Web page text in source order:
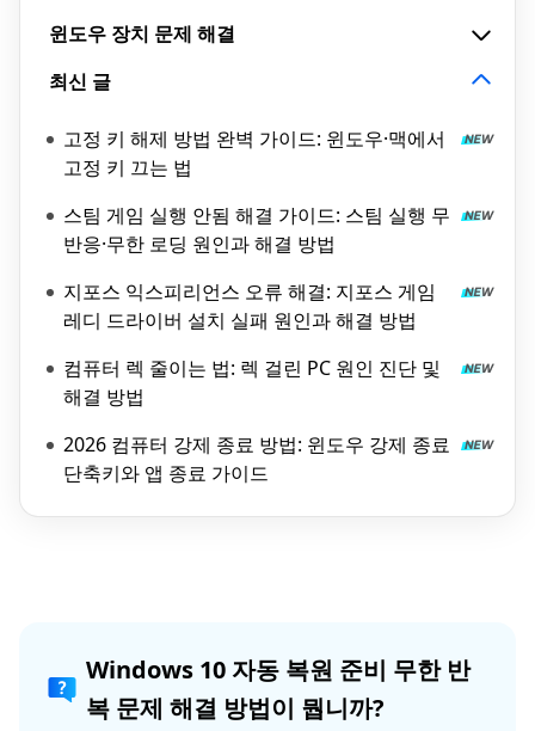
윈도우 장치 문제 해결
최신 글
고정 키 해제 방법 완벽 가이드: 윈도우·맥에서
고정 키 끄는 법
스팀 게임 실행 안됨 해결 가이드: 스팀 실행 무
반응·무한 로딩 원인과 해결 방법
지포스 익스피리언스 오류 해결: 지포스 게임
레디 드라이버 설치 실패 원인과 해결 방법
컴퓨터 렉 줄이는 법: 렉 걸린 PC 원인 진단 및
해결 방법
2026 컴퓨터 강제 종료 방법: 윈도우 강제 종료
단축키와 앱 종료 가이드
Windows 10 자동 복원 준비 무한 반
복 문제 해결 방법이 뭡니까?